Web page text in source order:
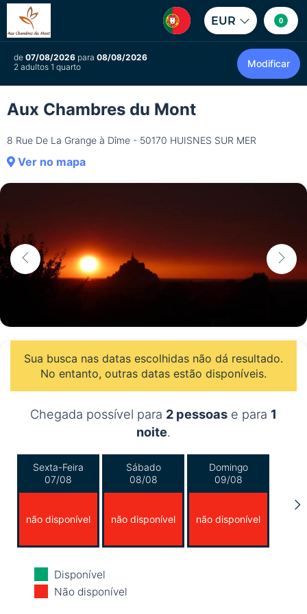
EUR 0
de 07/08/2026 para 08/08/2026
2 adultos 1 quarto
Modificar
Aux Chambres du Mont
8 Rue De La Grange à Dîme - 50170 HUISNES SUR MER
Ver no mapa
Sua busca nas datas escolhidas não dá resultado.
No entanto, outras datas estão disponíveis.
Chegada possível para 2 pessoas e para 1
noite.
Sexta-Feira
07/08
não disponível
Sábado
08/08
não disponível
Domingo
09/08
não disponível
Segunda-Feira
10/08
Disponível
Não disponível